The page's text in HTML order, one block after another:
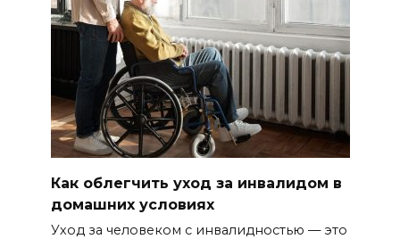
Как облегчить уход за инвалидом в
домашних условиях
Уход за человеком с инвалидностью — это